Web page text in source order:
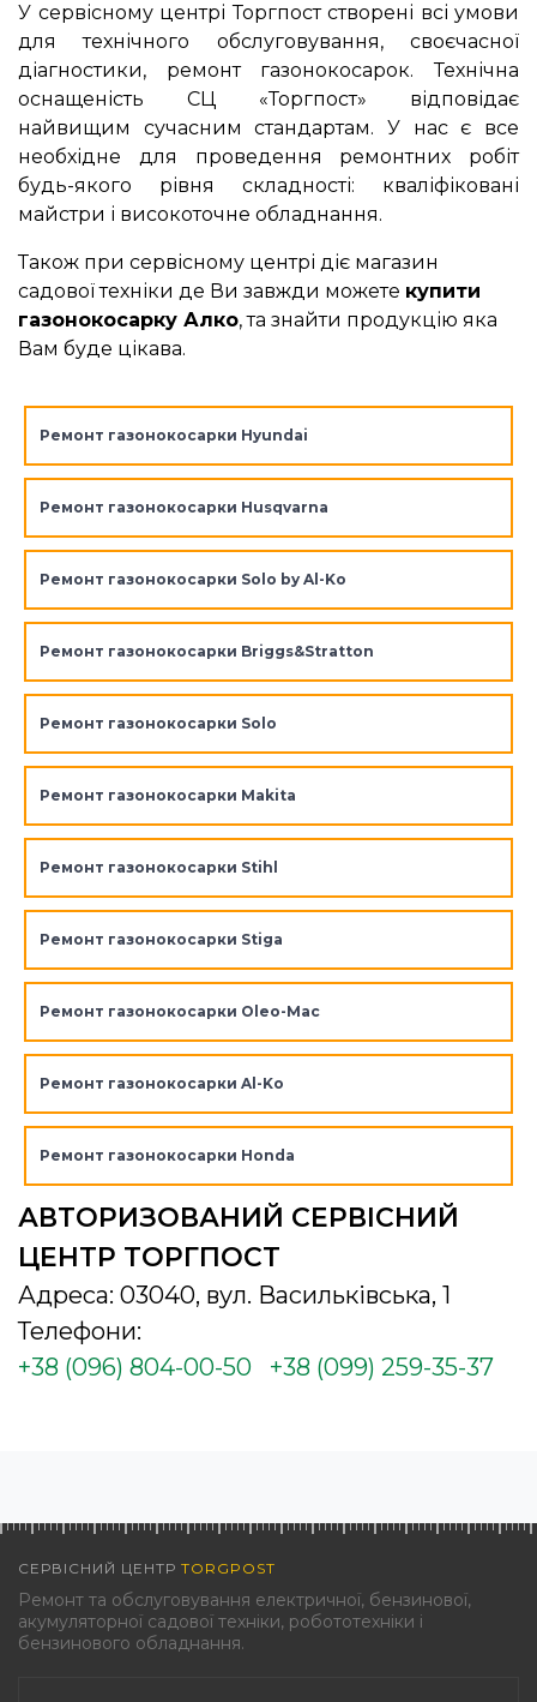
У сервісному центрі Торгпост створені всі умови
для технічного обслуговування, своєчасної
діагностики, ремонт газонокосарок. Технічна
оснащеність СЦ «Торгпост» відповідає
найвищим сучасним стандартам. У нас є все
необхідне для проведення ремонтних робіт
будь-якого рівня складності: кваліфіковані
майстри і високоточне обладнання.
Також при сервісному центрі діє магазин
садової техніки де Ви завжди можете купити
газонокосарку Алко, та знайти продукцію яка
Вам буде цікава.
Ремонт газонокосарки Hyundai
Ремонт газонокосарки Husqvarna
Ремонт газонокосарки Solo by Al-Ko
Ремонт газонокосарки Briggs&Stratton
Ремонт газонокосарки Solo
Ремонт газонокосарки Makita
Ремонт газонокосарки Stihl
Ремонт газонокосарки Stiga
Ремонт газонокосарки Oleo-Mac
Ремонт газонокосарки Al-Ko
Ремонт газонокосарки Honda
АВТОРИЗОВАНИЙ СЕРВІСНИЙ
ЦЕНТР ТОРГПОСТ
Адреса: 03040, вул. Васильківська, 1
Телефони:
+38 (096) 804-00-50
+38 (099) 259-35-37
СЕРВІСНИЙ ЦЕНТР TORGPOST
Ремонт та обслуговування електричної, бензинової,
акумуляторної садової техніки, робототехніки і
бензинового обладнання.